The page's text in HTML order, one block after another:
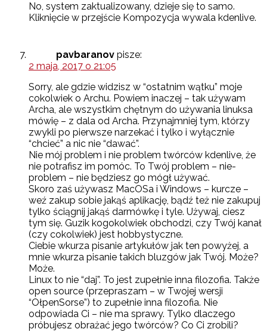
No, system zaktualizowany, dzieje się to samo.
Kliknięcie w przejście Kompozycja wywala kdenlive.
pavbaranov pisze:
2 maja, 2017 o 21:05
Sorry, ale gdzie widzisz w “ostatnim wątku” moje
cokolwiek o Archu. Powiem inaczej – tak używam
Archa, ale wszystkim chętnym do używania linuksa
mówię – z dala od Archa. Przynajmniej tym, którzy
zwykli po pierwsze narzekać i tylko i wyłącznie
“chcieć” a nic nie “dawać”.
Nie mój problem i nie problem twórców kdenlive, że
nie potrafisz im pomóc. To Twój problem – nie-
problem – nie będziesz go mógł używać.
Skoro zaś używasz MacOSa i Windows – kurcze –
weź zakup sobie jakąś aplikację, bądź też nie zakupuj
tylko ściągnij jakąś darmówkę i tyle. Używaj, ciesz
tym się. Guzik kogokolwiek obchodzi, czy Twój kanał
(czy cokolwiek) jest hobbystyczne.
Ciebie wkurza pisanie artykułów jak ten powyżej, a
mnie wkurza pisanie takich bluzgów jak Twój. Może?
Może.
Linux to nie “daj”. To jest zupełnie inna filozofia. Także
open source (przepraszam – w Twojej wersji
“OłpenSorse”) to zupełnie inna filozofia. Nie
odpowiada Ci – nie ma sprawy. Tylko dlaczego
próbujesz obrażać jego twórców? Co Ci zrobili?